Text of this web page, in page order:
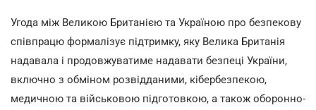
Угода між Великою Британією та Україною про безпекову
співпрацю формалізує підтримку, яку Велика Британія
надавала і продовжуватиме надавати безпеці України,
включно з обміном розвідданими, кібербезпекою,
медичною та військовою підготовкою, а також оборонно-